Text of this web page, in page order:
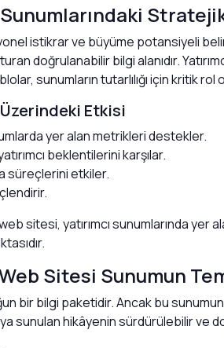
istikrar ve büyüme potansiyeli
doğrulanabilir bilgi alanıdır.
sunumların tutarlılığı için kritik rol
Üzerindeki Etkisi
yer alan metrikleri destekler.
beklentilerini karşılar.
süreçlerini etkiler.
sitesi, yatırımcı sunumlarında yer
Sitesi Sunumun
bir bilgi paketidir. Ancak bu
sunulan hikâyenin sürdürülebilir ve